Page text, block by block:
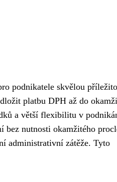
podnikatele skvělou
platbu DPH až do
a větší flexibilitu v
nutnosti okamžitého
administrativní zátěže. Tyto